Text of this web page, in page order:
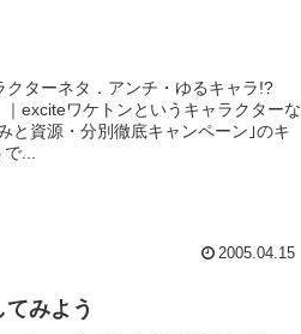
クターネタ．アンチ・ゆるキャラ!?
exciteワケトンというキャラクターな
と資源・分別徹底キャンペーン｣のキ
...
2005.04.15
みよう